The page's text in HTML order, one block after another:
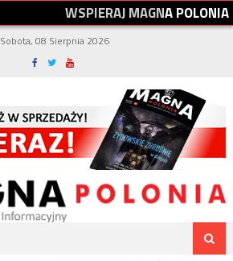
WSPIERAJMAGNAPOLONIA
Sobota, 08 Sierpnia 2026